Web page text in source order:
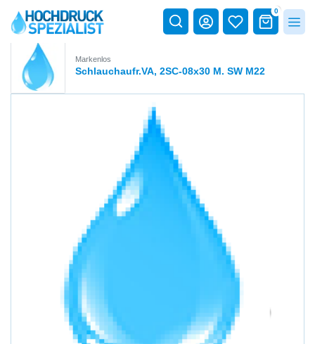
0
Markenlos
Schlauchaufr.VA, 2SC-08x30 M. SW M22